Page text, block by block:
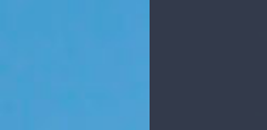
Süper Lig Puan Durumu